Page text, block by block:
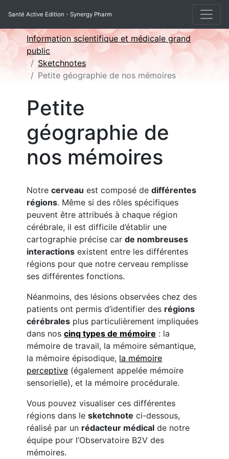
Santé Active Edition - Synergy Pharm
Information scientifique et médicale grand
public
Sketchnotes
Petite géographie de nos mémoires
Petite
géographie de
nos mémoires
Notrecerveau est composé dedifférentes
régions. Même si des rôles spécifiques
peuvent être attribués à chaque région
cérébrale, il est difficile d’établir une
cartographie précise carde nombreuses
interactions existent entre les différentes
régions pour que notre cerveau remplisse
ses différentes fonctions.
Néanmoins, des lésions observées chez des
patients ont permis d’identifier des régions
cérébrales plus particulièrement impliquées
dans noscinq types de mémoire : la
mémoire de travail, la mémoire sémantique,
la mémoire épisodique, la mémoire
perceptive (également appelée mémoire
sensorielle), et la mémoire procédurale.
Vous pouvez visualiser ces différentes
régions dans lesketchnote ci-dessous,
réalisé par un rédacteur médical de notre
équipe pour l’Observatoire B2V des
mémoires.